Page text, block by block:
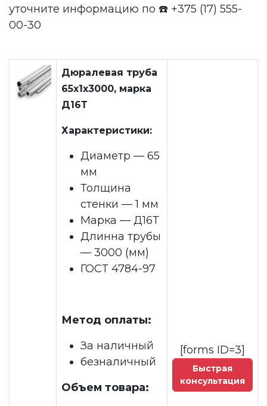
уточните информацию по ☎️ +375 (17) 555-
00-30
Дюралевая труба
65x1x3000, марка
Д16Т
Характеристики:
Диаметр — 65
мм
Толщина
стенки — 1 мм
Марка — Д16Т
Длинна трубы
— 3000 (мм)
ГОСТ 4784-97
Метод оплаты:
За наличный
безналичный
Объем товара:
[forms ID=3]
Быстрая
консультация